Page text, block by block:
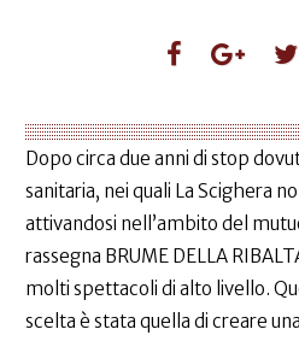
Dopo circa due anni di stop
sanitaria, nei quali La Scighera
attivandosi nell’ambito del
rassegna BRUME DELLA
molti spettacoli di alto livello.
scelta è stata quella di creare